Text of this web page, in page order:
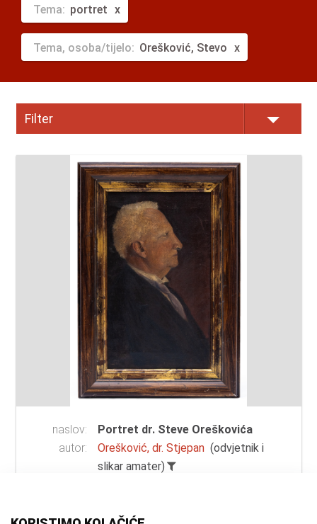
Tema: portret
Tema, osoba/tijelo: Orešković, Stevo
Filter
naslov:
Portret dr. Steve Oreškovića
autor:
Orešković, dr. Stjepan (odvjetnik i
slikar amater)